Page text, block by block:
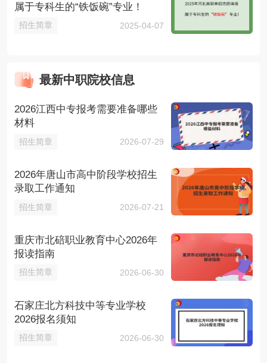
属于专科生的“铁饭碗”专业！
招生简章 2025-04-07
最新中职院校信息
2026江西中专报考需要准备哪些
材料
招生简章 2026-07-29
2026年唐山市高中阶段学校招生
录取工作通知
招生简章 2026-07-21
重庆市北碚职业教育中心2026年
报读指南
招生简章 2026-06-30
石家庄北方科技中等专业学校
2026报名须知
招生简章 2026-06-30